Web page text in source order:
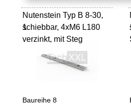
Nutenstein Typ B 8-30,
schiebbar, 4xM6 L180
verzinkt, mit Steg
1
Baureihe 8